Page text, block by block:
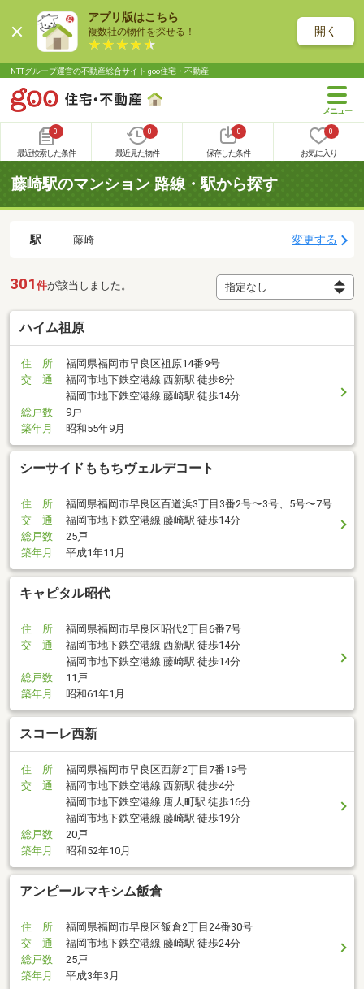
アプリ版はこちら
複数社の物件を探せる！ 開く
NTTグループ運営の不動産総合サイト goo住宅・不動産
0
最近検索した条件
0
最近見た物件
0
保存した条件
0
お気に入り
藤崎駅のマンション 路線・駅から探す
駅 藤崎 変更する
301 件が該当しました。
ハイム祖原
住 所
福岡県福岡市早良区祖原14番9号
交 通
福岡市地下鉄空港線 西新駅 徒歩8分
福岡市地下鉄空港線 藤崎駅 徒歩14分
総戸数
9戸
築年月
昭和55年9月
シーサイドももちヴェルデコート
住 所
福岡県福岡市早良区百道浜3丁目3番2号〜3号、5号〜7号
交 通
福岡市地下鉄空港線 藤崎駅 徒歩14分
総戸数
25戸
築年月
平成1年11月
キャピタル昭代
住 所
福岡県福岡市早良区昭代2丁目6番7号
交 通
福岡市地下鉄空港線 西新駅 徒歩14分
福岡市地下鉄空港線 藤崎駅 徒歩14分
総戸数
11戸
築年月
昭和61年1月
スコーレ西新
住 所
福岡県福岡市早良区西新2丁目7番19号
交 通
福岡市地下鉄空港線 西新駅 徒歩4分
福岡市地下鉄空港線 唐人町駅 徒歩16分
福岡市地下鉄空港線 藤崎駅 徒歩19分
総戸数
20戸
築年月
昭和52年10月
アンピールマキシム飯倉
住 所
福岡県福岡市早良区飯倉2丁目24番30号
交 通
福岡市地下鉄空港線 藤崎駅 徒歩24分
総戸数
25戸
築年月
平成3年3月